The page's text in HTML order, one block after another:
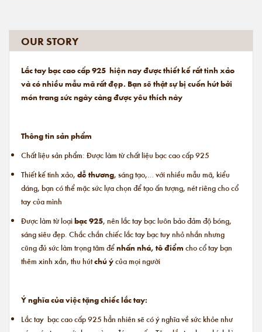
OUR STORY
Lắc tay bạc cao cấp 925 hiện nay được thiết kế rất tinh xảo
và có nhiều mẫu mã rất đẹp. Bạn sẽ thật sự bị cuốn hút bởi
món trang sức ngày càng được yêu thích này
Thông tin sản phẩm
Chất liệu sản phẩm: Được làm từ chất liệu bạc cao cấp 925
Thiết kế tinh xảo, dễ thương, sáng tạo,… với nhiều mẫu mã, kiểu
dáng, bạn có thể mặc sức lựa chọn để tạo ấn tượng, nét riêng cho cổ
tay của mình
Được làm từ loạibạc 925, nên lắc tay bạc luôn bảo đảm độ bóng,
sáng siêu đẹp. Chắc chắn chiếc lắc tay bạc tuy nhỏ nhắn nhưng
cũng đủ sức làm trọng tâm đểnhấn nhá, tô điểm cho cổ tay bạn
thêm xinh xắn, thu hútchú ýcủa mọi người
Ý nghĩa của việc tặng chiếc lắc tay:
Lắc tay bạc cao cấp 925 hẳn nhiên sẽ có ý nghĩa về sức khỏe như